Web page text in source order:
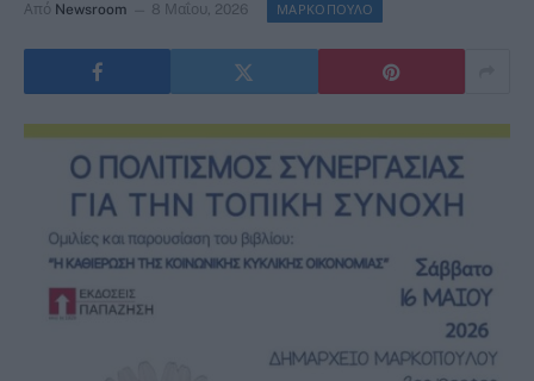
Από Newsroom 8 Μαΐου, 2026 ΜΑΡΚΟΠΟΥΛΟ